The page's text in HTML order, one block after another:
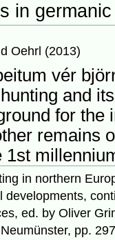
in
Oehrl (2013)
vér
and
for the
remains
1st
in northern
developments,
ed. by Oliver
pp.